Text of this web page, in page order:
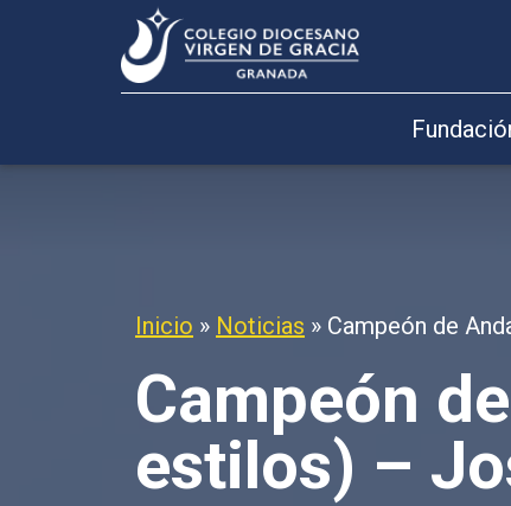
Inicio » Noticias » Campeón de
Campeón
estilos) –